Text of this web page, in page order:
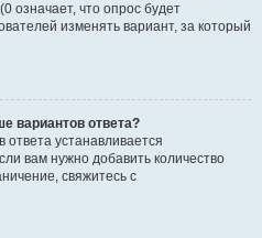
означает, что опрос будет
изменять вариант, за который
вариантов ответа?
ответа устанавливается
вам нужно добавить количество
свяжитесь с